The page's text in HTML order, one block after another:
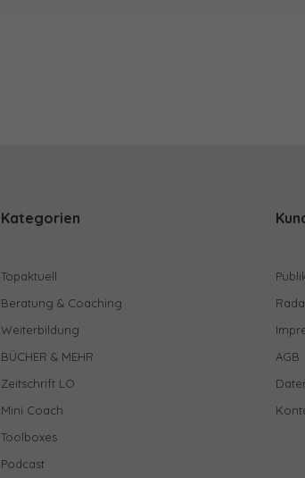
Kategorien
Topaktuell
Beratung & Coaching
Weiterbildung
BÜCHER & MEHR
Zeitschrift LO
Mini Coach
Toolboxes
Podcast
AGB